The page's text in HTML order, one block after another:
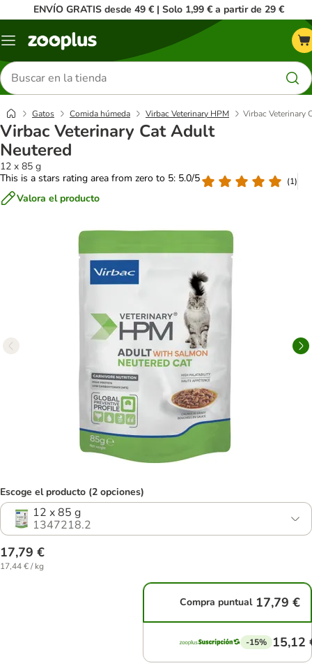
ENVÍO GRATIS desde 49 € | Solo 1,99 € a partir de 29 €
Menú
Buscar
productos
Gatos Comida húmeda Virbac Veterinary HPM Virbac Veterinary
Virbac Veterinary Cat Adult
Neutered
12 x 85 g
This is a stars rating area from zero to 5: 5.0/5
(1)
Valora el producto
Escoge el producto (2 opciones)
12 x 85 g
1347218.2
17,79 €
17,44 € / kg
Compra puntual 17,79 €
-15% 15,12